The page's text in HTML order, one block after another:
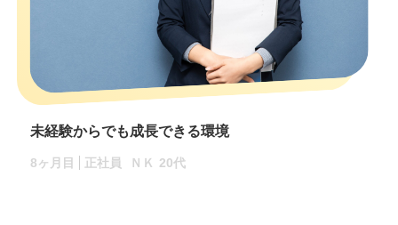
未経験からでも成長できる環境
8ヶ月目 正社員 ＮＫ 20代